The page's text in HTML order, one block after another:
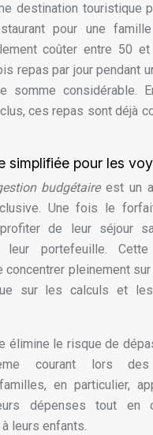
destination touristique
pour une
coûter entre 50 et
repas par jour pendant
somme considérable.
ces repas sont déjà
simplifiée pour les
budgétaireest un
Une fois le
de leur séjour
leur portefeuille. Cette
concentrer pleinement
sur les calculs et
élimine le risque de
courant lors des
en particulier,
dépenses tout en
leurs enfants.